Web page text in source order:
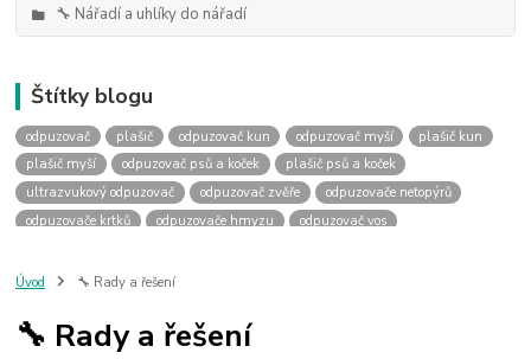
🔧 Nářadí a uhlíky do nářadí
Štítky blogu
odpuzovač plašič odpuzovač kun odpuzovač myší
plašič kun
plašič myší
odpuzovač psů a koček
plašič psů a koček
ultrazvukový odpuzovač
odpuzovač zvěře
odpuzovače netopýrů
odpuzovače krtků
odpuzovače hmyzu
odpuzovač vos
náhradní uhlíky
uhlíky podle rozměru
jak ulovit kunu
jak se zbavit kuny
Úvod 🔧 Rady a řešení
🔧 Rady a řešení